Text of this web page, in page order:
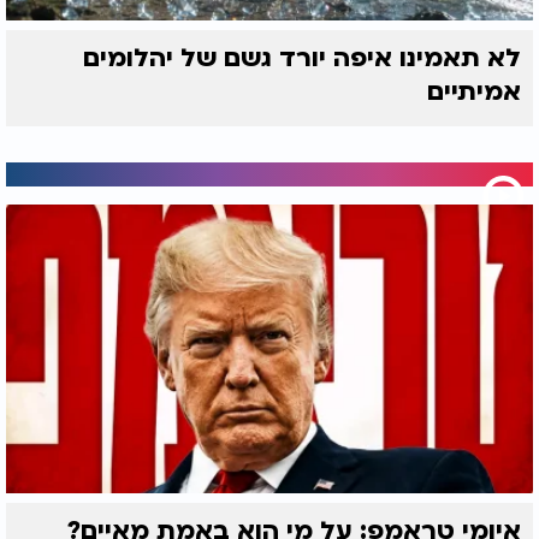
לא תאמינו איפה יורד גשם של יהלומים
אמיתיים
איומי טראמפ: על מי הוא באמת מאיים?